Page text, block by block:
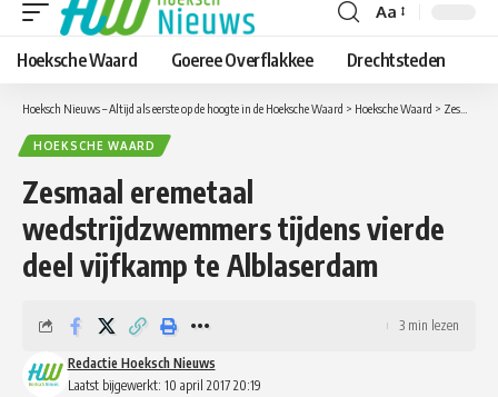
Lettergrootte
aanpassen
Aa
Hoeksche Waard Goeree Overflakkee Drechtsteden
Hoeksch Nieuws – Altijd als eerste op de hoogte in de Hoeksche Waard > Hoeksche Waard > Zesmaal eremetaal wedstrijdzwemmers tijdens vierde deel vijfkamp te Alblaserdam
HOEKSCHE WAARD
Zesmaal eremetaal
wedstrijdzwemmers tijdens vierde
deel vijfkamp te Alblaserdam
Laatst bijgewerkt: 10 april 2017 20:19
Redactie Hoeksch Nieuws
3 min lezen